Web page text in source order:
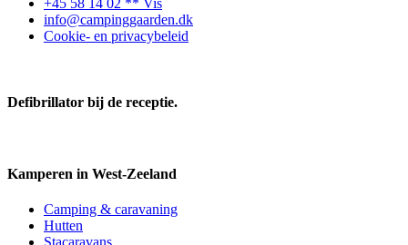
+45 58 14 02 ** Vis
info@campinggaarden.dk
Cookie- en privacybeleid
Defibrillator bij de receptie.
Kamperen in West-Zeeland
Camping & caravaning
Hutten